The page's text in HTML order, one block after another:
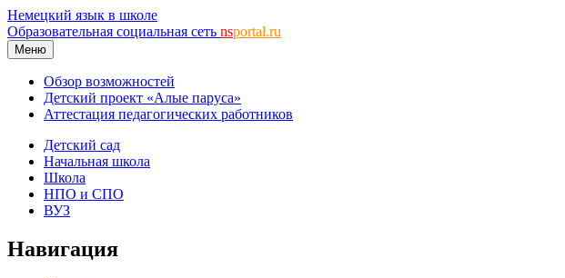
Немецкий язык в школе
Образовательная социальная сеть nsportal.ru
Меню
Обзор возможностей
Детский проект «Алые паруса»
Аттестация педагогических работников
Детский сад
Начальная школа
Школа
НПО и СПО
ВУЗ
Навигация